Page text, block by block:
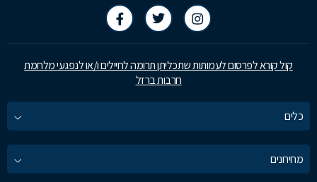
קול קורא לפרסום לעמותות שתכליתן תרומה לחיילים ו/או לנפגעי מלחמת
חרבות ברזל
כלים
מחירונים